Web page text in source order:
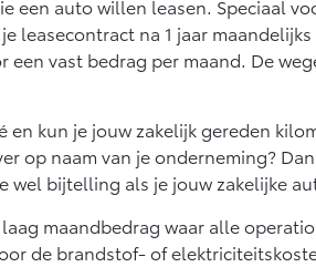
een auto willen leasen. Speciaal
leasecontract na 1 jaar
een vast bedrag per maand. De
en kun je jouw zakelijk gereden
op naam van je onderneming?
wel bijtelling als je jouw zakelijke
maandbedrag waar alle
de brandstof- of